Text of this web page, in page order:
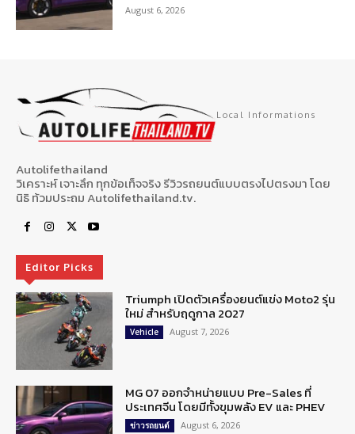
August 6, 2026
Local Informations
Autolifethailand
วิเคราะห์ เจาะลึก ทุกข้อเท็จจริง รีวิวรถยนต์แบบตรงไปตรงมา โดย
นิธิ ท้วมประถม Autolifethailand.tv.
Editor Picks
Triumph เปิดตัวเครื่องยนต์แข่ง Moto2 รุ่น
ใหม่ สำหรับฤดูกาล 2027
Vehicle August 7, 2026
MG 07 ออกจำหน่ายแบบ Pre-Sales ที่
ประเทศจีน โดยมีทั้งขุมพลัง EV และ PHEV
ข่าวรถยนต์ August 6, 2026